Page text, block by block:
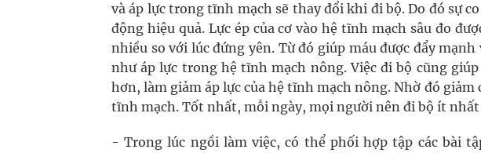
và áp lực trong tĩnh mạch sẽ thay đổi khi đi bộ. Do đó sự
động hiệu quả. Lực ép của cơ vào hệ tĩnh mạch sâu đo
nhiều so với lúc đứng yên. Từ đó giúp máu được đẩy
như áp lực trong hệ tĩnh mạch nông. Việc đi bộ cũng
hơn, làm giảm áp lực của hệ tĩnh mạch nông. Nhờ đó giảm
tĩnh mạch. Tốt nhất, mỗi ngày, mọi người nên đi bộ ít
- Trong lúc ngồi làm việc, có thể phối hợp tập các bài